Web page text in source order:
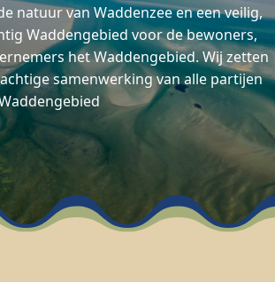
natuur van Waddenzee en een veilig,
Waddengebied voor de bewoners,
het Waddengebied. Wij zetten
samenwerking van alle partijen